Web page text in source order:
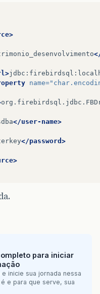
name=
</user-name>
</password>
para iniciar
inicie sua jornada nessa
e para que serve, sua